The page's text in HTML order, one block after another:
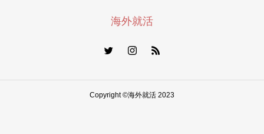
海外就活
Copyright ©海外就活 2023